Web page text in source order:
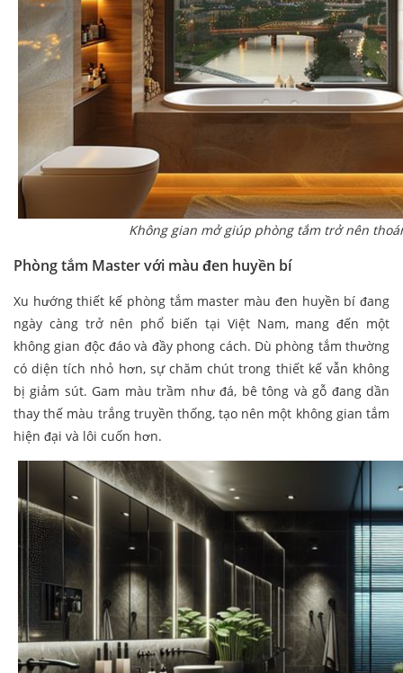
Không gian mở giúp phòng tắm trở nên
Phòng tắm Master với màu đen huyền bí
Xu hướng thiết kế phòng tắm master màu đen huyền bí đang
ngày càng trở nên phổ biến tại Việt Nam, mang đến một
không gian độc đáo và đầy phong cách. Dù phòng tắm thường
có diện tích nhỏ hơn, sự chăm chút trong thiết kế vẫn không
bị giảm sút. Gam màu trầm như đá, bê tông và gỗ đang dần
thay thế màu trắng truyền thống, tạo nên một không gian tắm
hiện đại và lôi cuốn hơn.